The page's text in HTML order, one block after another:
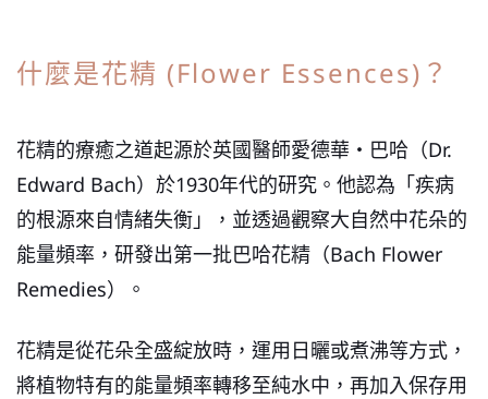
什麼是花精 (Flower Essences)？
花精的療癒之道起源於英國醫師愛德華・巴哈（Dr.
Edward Bach）於1930年代的研究。他認為「疾病
的根源來自情緒失衡」，並透過觀察大自然中花朵的
能量頻率，研發出第一批巴哈花精（Bach Flower
Remedies）。
花精是從花朵全盛綻放時，運用日曬或煮沸等方式，
將植物特有的能量頻率轉移至純水中，再加入保存用